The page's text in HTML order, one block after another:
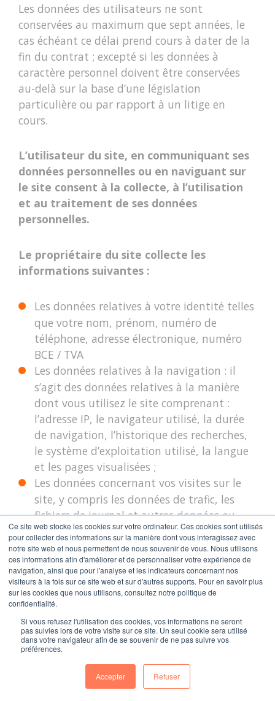
Ce site web stocke les cookies sur votre ordinateur. Ces cookies sont utilisés
pour collecter des informations sur la manière dont vous interagissez avec
notre site web et nous permettent de nous souvenir de vous. Nous utilisons
ces informations afin d'améliorer et de personnaliser votre expérience de
navigation, ainsi que pour l'analyse et les indicateurs concernant nos
visiteurs à la fois sur ce site web et sur d'autres supports. Pour en savoir plus
sur les cookies que nous utilisons, consultez notre politique de
confidentialité.
Si vous refusez l'utilisation des cookies, vos informations ne seront
pas suivies lors de votre visite sur ce site. Un seul cookie sera utilisé
dans votre navigateur afin de se souvenir de ne pas suivre vos
préférences.
Accepter Refuser
Les données des utilisateurs ne sont
conservées au maximum que sept années, le
cas échéant ce délai prend cours à dater de la
fin du contrat ; excepté si les données à
caractère personnel doivent être conservées
au-delà sur la base d’une législation
particulière ou par rapport à un litige en
cours.
L’utilisateur du site, en communiquant ses
données personnelles ou en naviguant sur
le site consent à la collecte, à l’utilisation
et au traitement de ses données
personnelles.
Le propriétaire du site collecte les
informations suivantes :
Les données relatives à votre identité telles
que votre nom, prénom, numéro de
téléphone, adresse électronique, numéro
BCE / TVA
Les données relatives à la navigation : il
s’agit des données relatives à la manière
dont vous utilisez le site comprenant :
l’adresse IP, le navigateur utilisé, la durée
de navigation, l’historique des recherches,
le système d’exploitation utilisé, la langue
et les pages visualisées ;
Les données concernant vos visites sur le
site, y compris les données de trafic, les
fichiers de journal et autres données ou
ressources de communication que vous
utilisez en accédant au site ;
Les données relatives aux commandes le
cas échéant : adresse postale, coordonnées
bancaires ou PayPal ;
Les données relatives à l’utilisation des
réseaux sociaux lorsque vous en utilisez les
fonctionnalités.
L’utilisateur accepte que ses données soient